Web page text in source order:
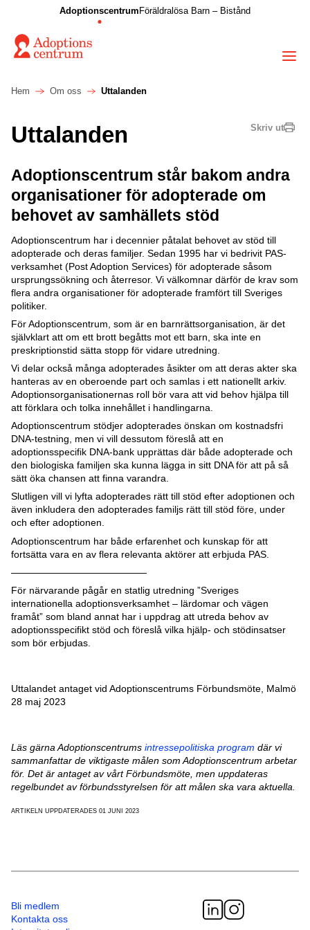
Adoptionscentrum Föräldralösa Barn – Bistånd
Hem Om oss Uttalanden
Skriv ut
Uttalanden
Adoptionscentrum står bakom andra
organisationer för adopterade om
behovet av samhällets stöd
Adoptionscentrum har i decennier påtalat behovet av stöd till
adopterade och deras familjer. Sedan 1995 har vi bedrivit PAS-
verksamhet (Post Adoption Services) för adopterade såsom
ursprungssökning och återresor. Vi välkomnar därför de krav som
flera andra organisationer för adopterade framfört till Sveriges
politiker.
För Adoptionscentrum, som är en barnrättsorganisation, är det
självklart att om ett brott begåtts mot ett barn, ska inte en
preskriptionstid sätta stopp för vidare utredning.
Vi delar också många adopterades åsikter om att deras akter ska
hanteras av en oberoende part och samlas i ett nationellt arkiv.
Adoptionsorganisationernas roll bör vara att vid behov hjälpa till
att förklara och tolka innehållet i handlingarna.
Adoptionscentrum stödjer adopterades önskan om kostnadsfri
DNA-testning, men vi vill dessutom föreslå att en
adoptionsspecifik DNA-bank upprättas där både adopterade och
den biologiska familjen ska kunna lägga in sitt DNA för att på så
sätt öka chansen att finna varandra.
Slutligen vill vi lyfta adopterades rätt till stöd efter adoptionen och
även inkludera den adopterades familjs rätt till stöd före, under
och efter adoptionen.
Adoptionscentrum har både erfarenhet och kunskap för att
fortsätta vara en av flera relevanta aktörer att erbjuda PAS.
——————————————
För närvarande pågår en statlig utredning ”Sveriges
internationella adoptionsverksamhet – lärdomar och vägen
framåt” som bland annat har i uppdrag att utreda behov av
adoptionsspecifikt stöd och föreslå vilka hjälp- och stödinsatser
som bör erbjudas.
Uttalandet antaget vid Adoptionscentrums Förbundsmöte, Malmö
28 maj 2023
Läs gärna Adoptionscentrums intressepolitiska program där vi
sammanfattar de viktigaste målen som Adoptionscentrum arbetar
för. Det är antaget av vårt Förbundsmöte, men uppdateras
regelbundet av förbundsstyrelsen för att målen ska vara aktuella.
ARTIKELN UPPDATERADES 01 JUNI 2023
Bli medlem
Kontakta oss